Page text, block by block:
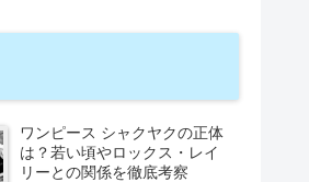
ワンピース シャクヤクの正体
は？若い頃やロックス・レイ
リーとの関係を徹底考察